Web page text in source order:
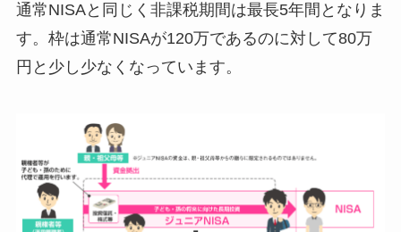
通常NISAと同じく非課税期間は最長5年間となりま
す。枠は通常NISAが120万であるのに対して80万
円と少し少なくなっています。